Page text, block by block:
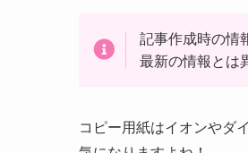
記事作成時の情
最新の情報とは
コピー用紙はイオンやダ